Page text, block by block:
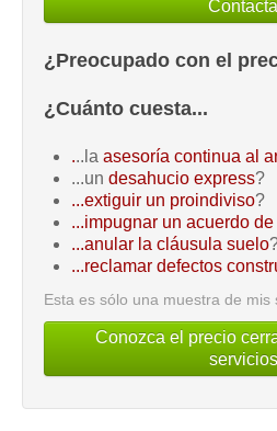
¿Preocupado con el
¿Cuánto cuesta...
...la asesoría continua al
...un desahucio express?
...extiguir un proindiviso?
...impugnar un acuerdo
...anular la cláusula suelo
...reclamar defectos
Esta es sólo una muestra de mis
Conozca el precio